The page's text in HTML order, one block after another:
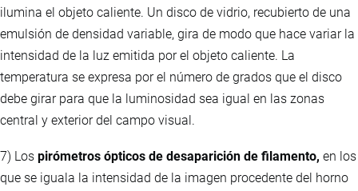
ilumina el objeto caliente. Un disco de vidrio, recubierto de una
emulsión de densidad variable, gira de modo que hace variar la
intensidad de la luz emitida por el objeto caliente. La
temperatura se expresa por el número de grados que el disco
debe girar para que la luminosidad sea igual en las zonas
central y exterior del campo visual.
7) Los pirómetros ópticos de desaparición de filamento, en los
que se iguala la intensidad de la imagen procedente del horno